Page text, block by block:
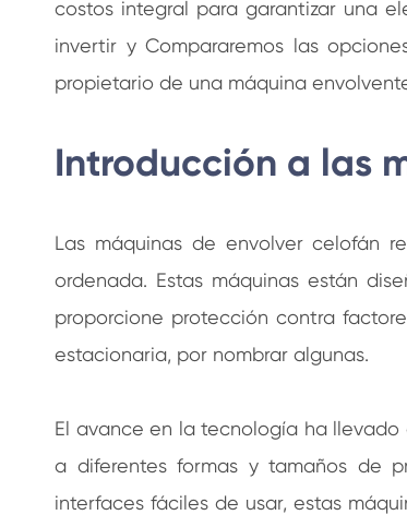
costos integral para garantizar una
invertir y Compararemos las
propietario de una máquina
Introducción a las
Las máquinas de envolver celofán
ordenada. Estas máquinas están
proporcione protección contra
estacionaria, por nombrar algunas.
El avance en la tecnología ha
a diferentes formas y tamaños de
interfaces fáciles de usar, estas